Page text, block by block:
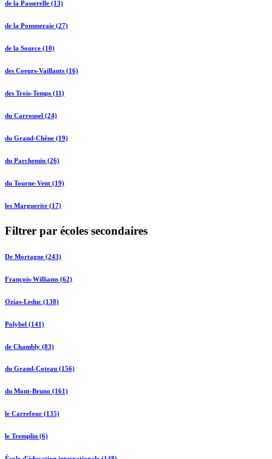
de la Passerelle (13)
de la Pommeraie (27)
de la Source (10)
des Coeurs-Vaillants (16)
des Trois-Temps (11)
du Carrousel (24)
du Grand-Chêne (19)
du Parchemin (26)
du Tourne-Vent (19)
les Marguerite (17)
Filtrer par écoles secondaires
De Mortagne (243)
François-Williams (62)
Ozias-Leduc (138)
Polybel (141)
de Chambly (83)
du Grand-Coteau (156)
du Mont-Bruno (161)
le Carrefour (135)
le Tremplin (6)